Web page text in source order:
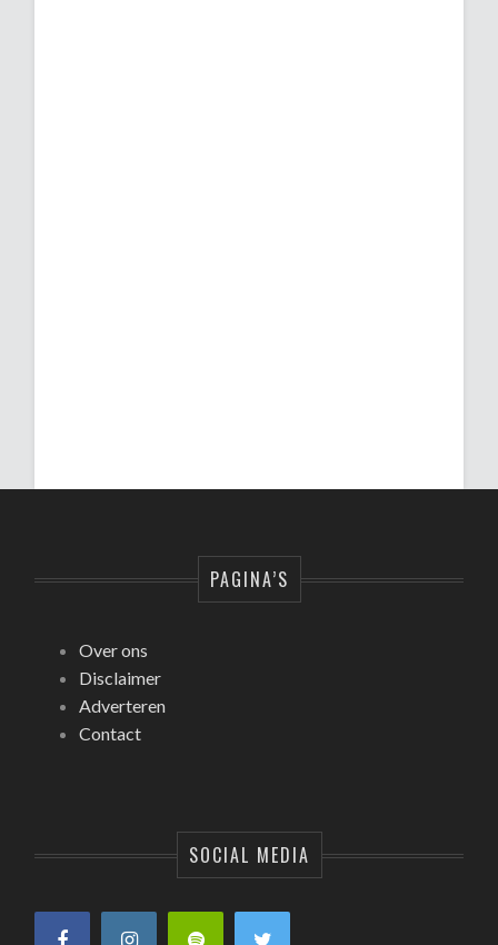
PAGINA’S
Over ons
Disclaimer
Adverteren
Contact
SOCIAL MEDIA